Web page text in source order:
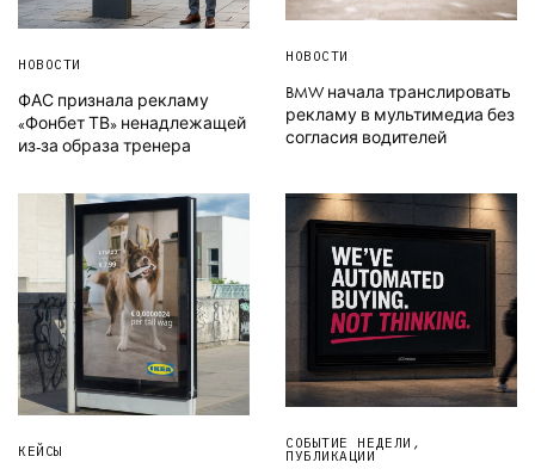
НОВОСТИ
ФАС признала рекламу
«Фонбет ТВ» ненадлежащей
из-за образа тренера
НОВОСТИ
BMW начала транслировать
рекламу в мультимедиа без
согласия водителей
КЕЙСЫ
СОБЫТИЕ НЕДЕЛИ ,
ПУБЛИКАЦИИ